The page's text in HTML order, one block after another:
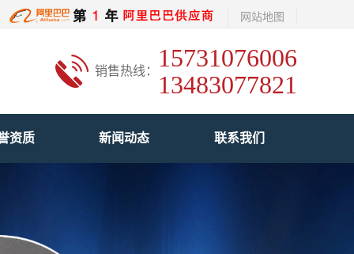
网站地图
销售热线：
15731076006
13483077821
资质 新闻动态 联系我们